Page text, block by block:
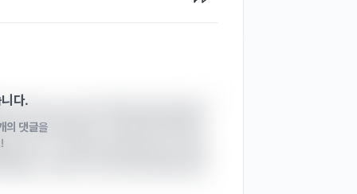
기에 지나가다가 짧게 댓글 달아봅니
두번 반복으로는 다 내것이 안되는게
거치니 그제야 외워지더라구요. 학창
다.
의 댓글을